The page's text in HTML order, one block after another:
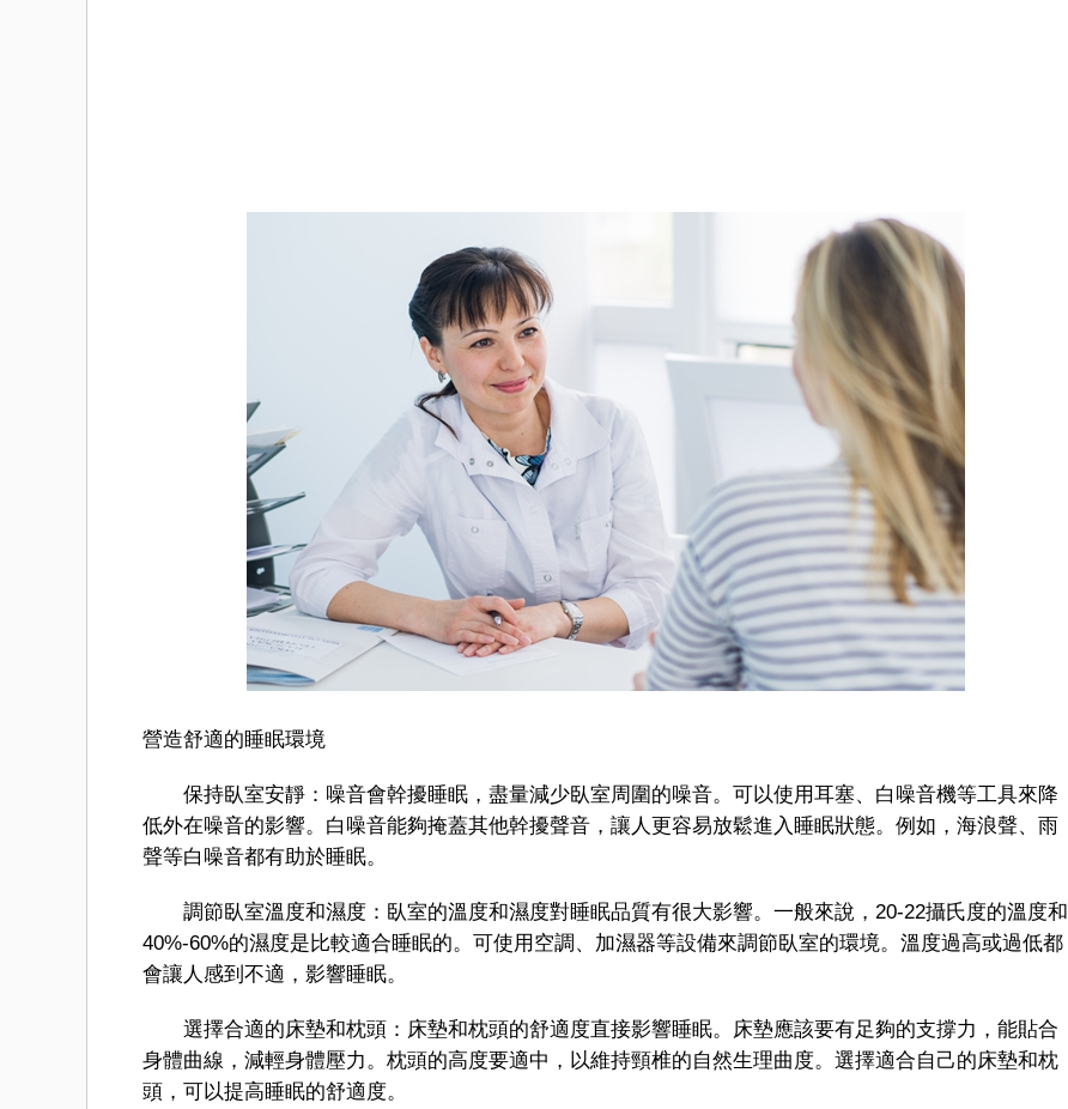
營造舒適的睡眠環境
保持臥室安靜：噪音會幹擾睡眠，盡量減少臥室周圍的噪音。可以使用耳塞、白噪音機等工具來降
低外在噪音的影響。白噪音能夠掩蓋其他幹擾聲音，讓人更容易放鬆進入睡眠狀態。例如，海浪聲、雨
聲等白噪音都有助於睡眠。
調節臥室溫度和濕度：臥室的溫度和濕度對睡眠品質有很大影響。一般來說，20-22攝氏度的溫度和
40%-60%的濕度是比較適合睡眠的。可使用空調、加濕器等設備來調節臥室的環境。溫度過高或過低都
會讓人感到不適，影響睡眠。
選擇合適的床墊和枕頭：床墊和枕頭的舒適度直接影響睡眠。床墊應該要有足夠的支撐力，能貼合
身體曲線，減輕身體壓力。枕頭的高度要適中，以維持頸椎的自然生理曲度。選擇適合自己的床墊和枕
頭，可以提高睡眠的舒適度。